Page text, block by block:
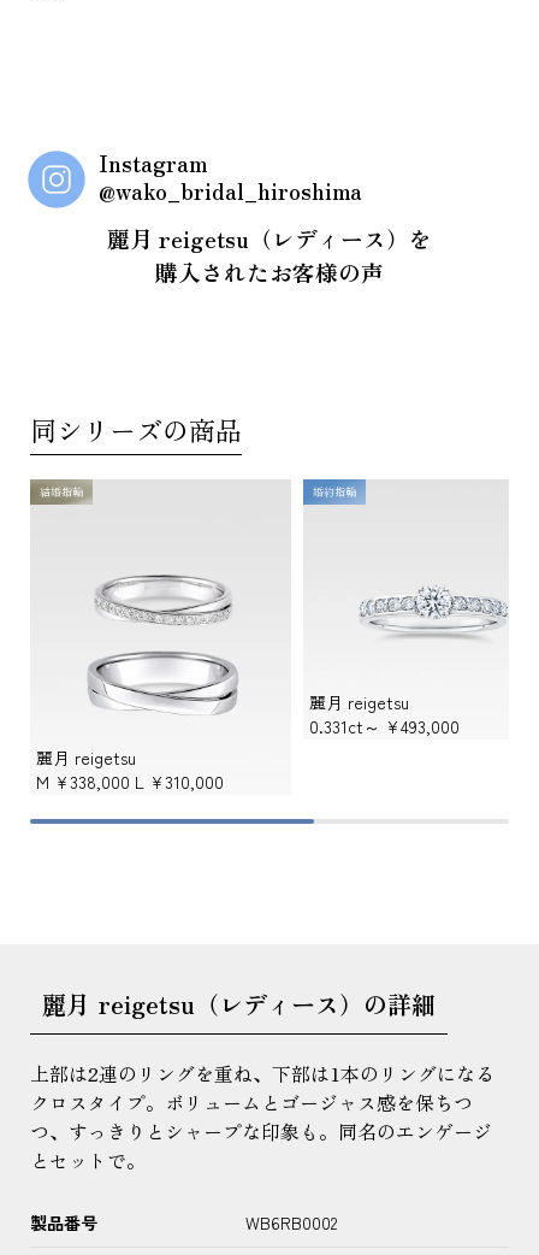
Instagram
@wako_bridal_hiroshima
麗月 reigetsu（レディース）を
購入されたお客様の声
同シリーズの商品
結婚指輪
麗月 reigetsu
M ¥338,000 L ¥310,000
婚約指輪
麗月 reigetsu
0.331ct～ ¥493,000
麗月 reigetsu（レディース）の詳細
上部は2連のリングを重ね、下部は1本のリングになる
クロスタイプ。ボリュームとゴージャス感を保ちつ
つ、すっきりとシャープな印象も。同名のエンゲージ
とセットで。
製品番号 WB6RB0002